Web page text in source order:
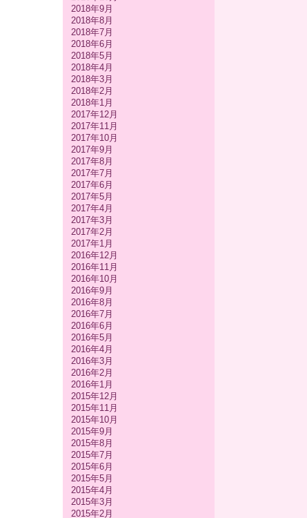
2018年9月
2018年8月
2018年7月
2018年6月
2018年5月
2018年4月
2018年3月
2018年2月
2018年1月
2017年12月
2017年11月
2017年10月
2017年9月
2017年8月
2017年7月
2017年6月
2017年5月
2017年4月
2017年3月
2017年2月
2017年1月
2016年12月
2016年11月
2016年10月
2016年9月
2016年8月
2016年7月
2016年6月
2016年5月
2016年4月
2016年3月
2016年2月
2016年1月
2015年12月
2015年11月
2015年10月
2015年9月
2015年8月
2015年7月
2015年6月
2015年5月
2015年4月
2015年3月
2015年2月